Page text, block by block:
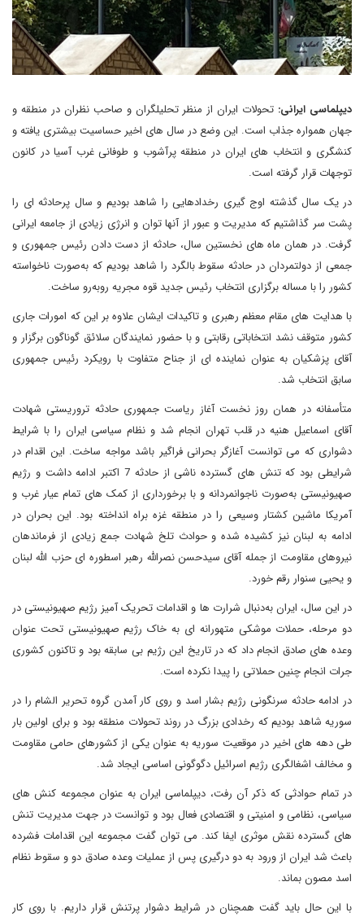
دیپلماسی ایرانی: تحولات ایران از منظر تحلیلگران و صاحب نظران در منطقه و
جهان همواره جذاب است. این وضع در سال های اخیر حساسیت بیشتری یافته و
کنشگری و انتخاب های ایران در منطقه پرآشوب و طوفانی غرب آسیا در کانون
توجهات قرار گرفته است.
در یک سال گذشته اوج گیری رخدادهایی را شاهد بودیم و سال پرحادثه ای را
پشت سر گذاشتیم که مدیریت و عبور از آنها توان و انرژی زیادی از جامعه ایرانی
گرفت. در همان ماه های نخستین سال، حادثه از دست دادن رئیس جمهوری و
جمعی از دولتمردان در حادثه سقوط بالگرد را شاهد بودیم که به‌صورت ناخواسته
کشور را با مساله برگزاری انتخاب رئیس جدید قوه مجریه روبه‌رو ساخت.
با هدایت های مقام معظم رهبری و تاکیدات ایشان علاوه بر این که امورات جاری
کشور متوقف نشد انتخاباتی رقابتی و با حضور نمایندگان سلائق گوناگون برگزار و
آقای پزشکیان به عنوان نماینده ای از جناح متفاوت با رویکرد رئیس جمهوری
سابق انتخاب شد.
متأسفانه در همان روز نخست آغاز ریاست جمهوری حادثه تروریستی شهادت
آقای اسماعیل هنیه در قلب تهران انجام شد و نظام سیاسی ایران را با شرایط
دشواری که می توانست آغازگر بحرانی فراگیر باشد مواجه ساخت. این اقدام در
شرایطی بود که تنش های گسترده ناشی از حادثه 7 اکتبر ادامه داشت و رژیم
صهیونیستی به‌صورت ناجوانمردانه و با برخورداری از کمک های تمام عیار غرب و
آمریکا ماشین کشتار وسیعی را در منطقه غزه براه انداخته بود. این بحران در
ادامه به لبنان نیز کشیده شده و حوادث تلخ شهادت جمع زیادی از فرماندهان
نیروهای مقاومت از جمله آقای سیدحسن نصرالله رهبر اسطوره ای حزب الله لبنان
و یحیی سنوار رقم خورد.
در این سال، ایران به‌دنبال شرارت ها و اقدامات تحریک آمیز رژیم صهیونیستی در
دو مرحله، حملات موشکی متهورانه ای به خاک رژیم صهیونیستی تحت عنوان
وعده های صادق انجام داد که در تاریخ این رژیم بی سابقه بود و تاکنون کشوری
جرات انجام چنین حملاتی را پیدا نکرده است.
در ادامه حادثه سرنگونی رژیم بشار اسد و روی کار آمدن گروه تحریر الشام را در
سوریه شاهد بودیم که رخدادی بزرگ در روند تحولات منطقه بود و برای اولین بار
طی دهه های اخیر در موقعیت سوریه به عنوان یکی از کشورهای حامی مقاومت
و مخالف اشغالگری رژیم اسرائیل دگوگونی اساسی ایجاد شد.
در تمام حوادثی که ذکر آن رفت، دیپلماسی ایران به عنوان مجموعه کنش های
سیاسی، نظامی و امنیتی و اقتصادی فعال بود و توانست در جهت مدیریت تنش
های گسترده نقش موثری ایفا کند. می توان گفت مجموعه این اقدامات فشرده
باعث شد ایران از ورود به دو درگیری پس از عملیات وعده صادق دو و سقوط نظام
اسد مصون بماند.
با این حال باید گفت همچنان در شرایط دشوار پرتنش قرار داریم. با روی کار